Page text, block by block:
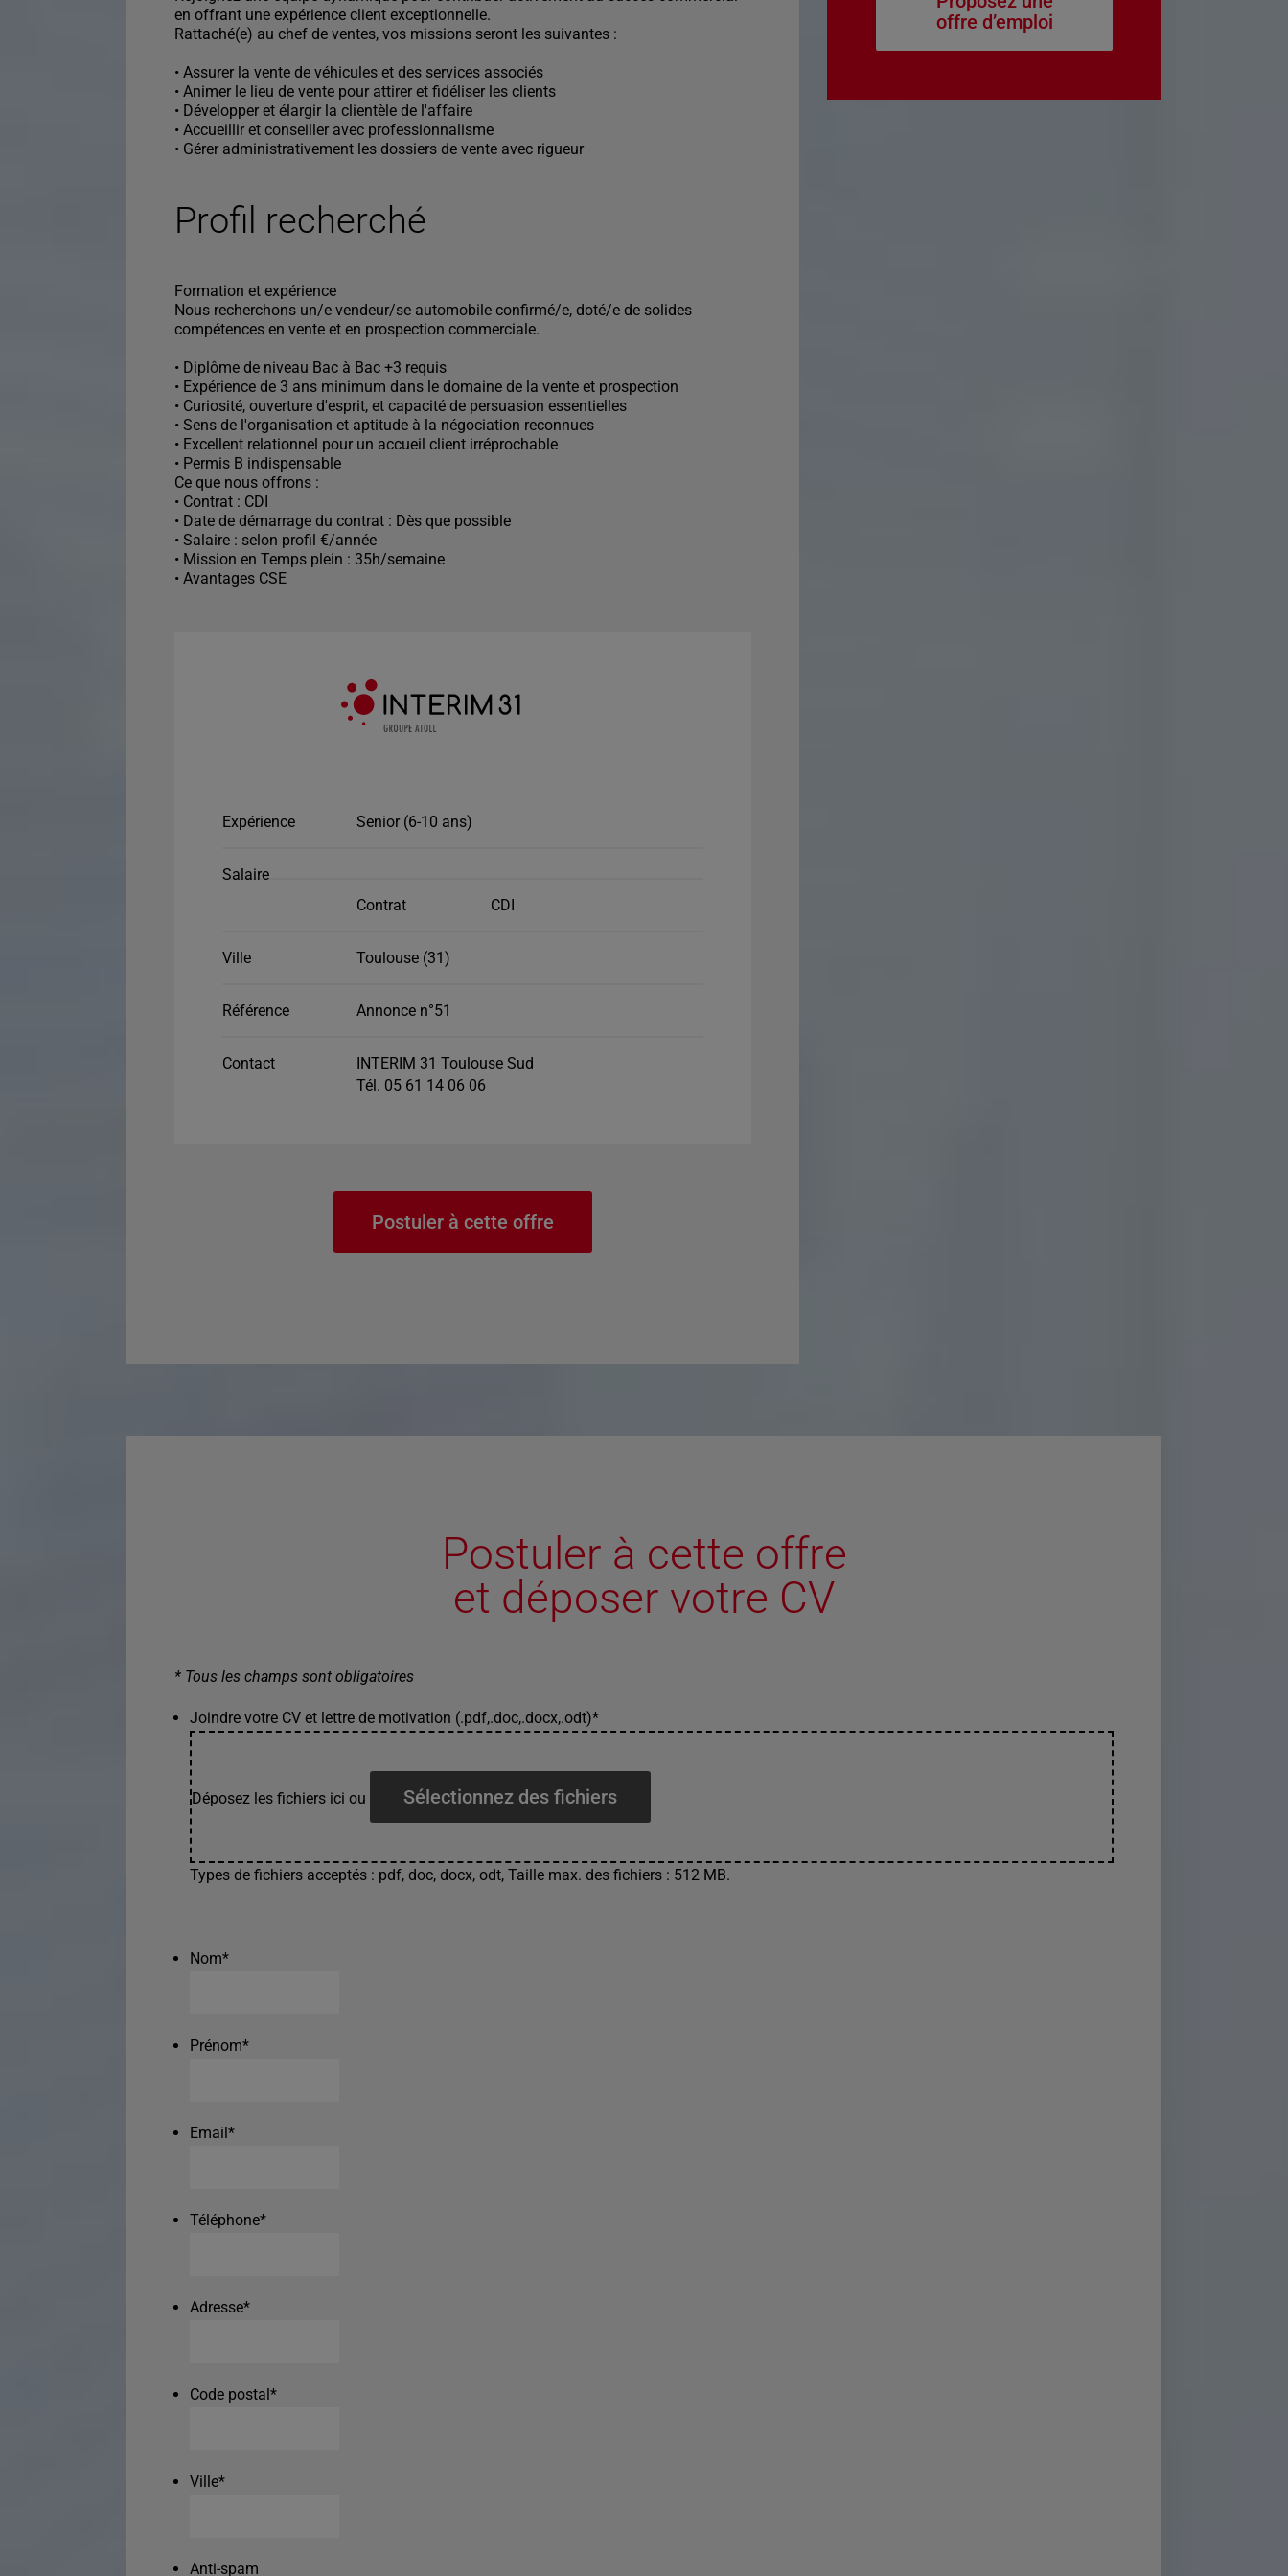
en offrant une expérience client exceptionnelle.
Rattaché(e) au chef de ventes, vos missions seront les suivantes :
• Assurer la vente de véhicules et des services associés
• Animer le lieu de vente pour attirer et fidéliser les clients
• Développer et élargir la clientèle de l'affaire
• Accueillir et conseiller avec professionnalisme
• Gérer administrativement les dossiers de vente avec rigueur
Profil recherché
Formation et expérience
Nous recherchons un/e vendeur/se automobile confirmé/e, doté/e de solides
compétences en vente et en prospection commerciale.
• Diplôme de niveau Bac à Bac +3 requis
• Expérience de 3 ans minimum dans le domaine de la vente et prospection
• Curiosité, ouverture d'esprit, et capacité de persuasion essentielles
• Sens de l'organisation et aptitude à la négociation reconnues
• Excellent relationnel pour un accueil client irréprochable
• Permis B indispensable
Ce que nous offrons :
• Contrat : CDI
• Date de démarrage du contrat : Dès que possible
• Salaire : selon profil €/année
• Mission en Temps plein : 35h/semaine
• Avantages CSE
Expérience Senior (6-10 ans)
Salaire
Contrat
CDI
Ville Toulouse (31)
Référence Annonce n°51
Contact
INTERIM 31 Toulouse Sud
Tél. 05 61 14 06 06
Postuler à cette offre
offre d’emploi
Postuler à cette offre
et déposer votre CV
* Tous les champs sont obligatoires
Joindre votre CV et lettre de motivation (.pdf,.doc,.docx,.odt)*
Déposez les fichiers ici ou Sélectionnez des fichiers
Types de fichiers acceptés : pdf, doc, docx, odt, Taille max. des fichiers : 512 MB.
Nom*
Prénom*
Email*
Téléphone*
Adresse*
Code postal*
Ville*
Anti-spam